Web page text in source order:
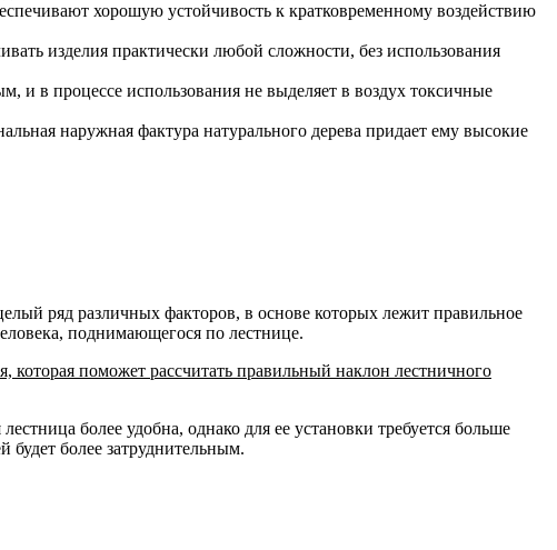
хорошую устойчивость к кратковременному воздействию
изделия практически любой сложности, без использования
и в процессе использования не выделяет в воздух токсичные
наружная фактура натурального дерева придает ему высокие
ряд различных факторов, в основе которых лежит правильное
поднимающегося по лестнице.
которая поможет рассчитать правильный наклон лестничного
более удобна, однако для ее установки требуется больше
будет более затруднительным.